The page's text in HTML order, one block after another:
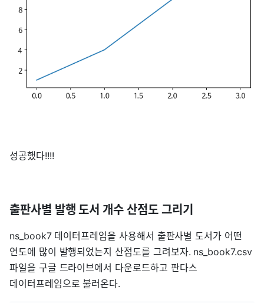
성공했다!!!!
출판사별 발행 도서 개수 산점도 그리기
ns_book7 데이터프레임을 사용해서 출판사별 도서가 어떤
연도에 많이 발행되었는지 산점도를 그려보자. ns_book7.csv
파일을 구글 드라이브에서 다운로드하고 판다스
데이터프레임으로 불러온다.